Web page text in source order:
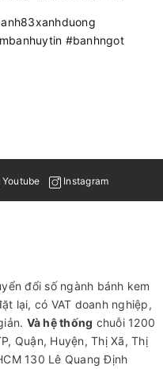
#banhngot
Youtube Instagram
đổi số ngành bánh kem
lại, có VAT doanh nghiệp,
Và hệ thống chuỗi 1200
Quận, Huyện, Thị Xã, Thị
130 Lê Quang Định